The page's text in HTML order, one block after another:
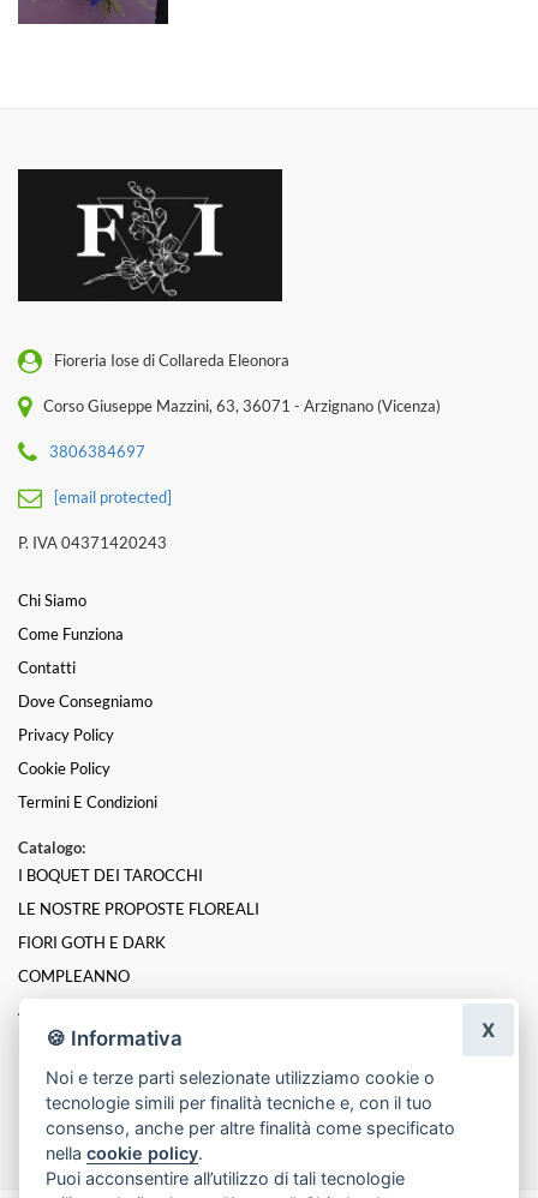
Fioreria Iose di Collareda Eleonora
Corso Giuseppe Mazzini, 63, 36071 - Arzignano (Vicenza)
3806384697
[email protected]
P. IVA 04371420243
Chi Siamo
Come Funziona
Contatti
Dove Consegniamo
Privacy Policy
Cookie Policy
Termini E Condizioni
Catalogo:
I BOQUET DEI TAROCCHI
LE NOSTRE PROPOSTE FLOREALI
FIORI GOTH E DARK
COMPLEANNO
ANNIVERSARIO
PER UN GRAZIE
NASCITA
LAUREA
🍪 Informativa
Noi e terze parti selezionate utilizziamo cookie o
tecnologie simili per finalità tecniche e, con il tuo
consenso, anche per altre finalità come specificato
nellacookie policy.
Puoi acconsentire all’utilizzo di tali tecnologie
X